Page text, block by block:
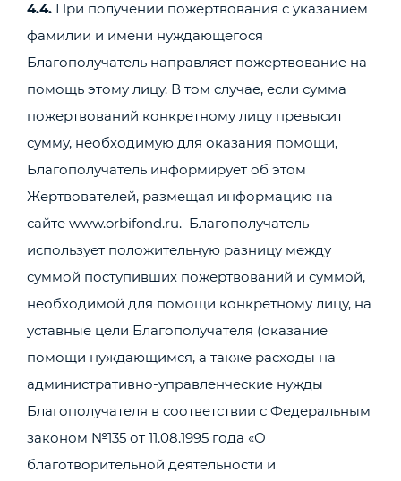
4.4. При получении пожертвования с указанием
фамилии и имени нуждающегося
Благополучатель направляет пожертвование на
помощь этому лицу. В том случае, если сумма
пожертвований конкретному лицу превысит
сумму, необходимую для оказания помощи,
Благополучатель информирует об этом
Жертвователей, размещая информацию на
сайте www.orbifond.ru. Благополучатель
использует положительную разницу между
суммой поступивших пожертвований и суммой,
необходимой для помощи конкретному лицу, на
уставные цели Благополучателя (оказание
помощи нуждающимся, а также расходы на
административно-управленческие нужды
Благополучателя в соответствии с Федеральным
законом №135 от 11.08.1995 года «О
благотворительной деятельности и